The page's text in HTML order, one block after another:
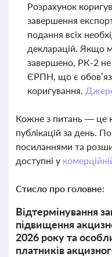
Розрахунок
завершення
подання всіх
декларацій. Якщо
завершено, РК-2
ЄРПН, що є
коригування.
Кожне з питань — це
публікацій за день.
посиланнями та
доступні у
Стисло про головне:
Відтермінування
підвищення
2026 року та
платників